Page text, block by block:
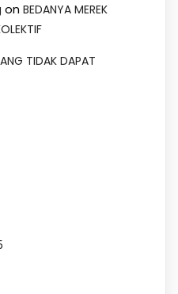
on BEDANYA MEREK
TIDAK DAPAT